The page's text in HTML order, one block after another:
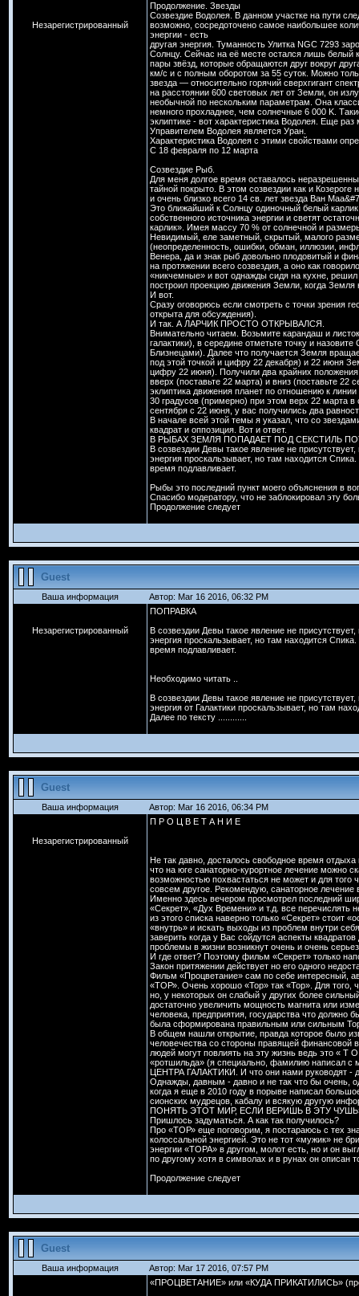
Незарегистрированный
Продолжение. Звезды
Созвездие Водолея. В данном участке на пути
возможно, сосредоточено самое наибольшее
энергии - есть
другая энергия. Туманность Улитка NGC 7293
Солнцу. Сейчас на её месте остался лишь белый
пары звёзд, которые обращаются друг вокруг
км/с и с полным оборотом за 55 суток. Можно
звезда — относительно горячий сверхгигант
на расстоянии 600 световых лет от Земли, он
необычной по нескольким параметрам. Она
немного прохладнее, чем солнечные 6 000 K.
эклиптике - вот характеристика Водолея. Еще
Управителем Водолея является Уран.
Характеристика Водолея с этими свойствами
С 18 февраля по 12 марта
Созвездие Рыб.
Для меня долгое время оставалось
тайной покрыто. В этом созвездии как и
и очень близко всего 14 св. лет звезда Ван
Это ближайший к Солнцу одиночный белый
собственного источника энергии и светят
карлик». Имея массу 70 % от солнечной и
Невидимый, еле заметный, скрытый, малого
(неопределенность, ошибки, обман, иллюзии,
Венера, да и знак рыб довольно плодовитый и
на протяжении всего созвездия, а оно как
«никчемные» и вот однажды сидя на кухне,
построил проекцию движения Земли, когда Земля
И вот.
Сразу оговорюсь если смотреть с точки зрения
открыта для обсуждения).
И так. А ЛАРЧИК ПРОСТО ОТКРЫВАЛСЯ.
Внимательно читаем. Возьмите карандаш и
галактики), в середине отметьте точку и
Близнецами). Далее что получается Земля
под этой точкой и цифру 22 декабря) и 22 июня
цифру 22 июня). Получили два крайних
вверх (поставьте 22 марта) и вниз (поставьте 22
эклиптика движения планет по отношению к
30 градусов (примерно) при этом верх 22 марта
сентября с 22 июня, у вас получились два
В начале всей этой темы я указал, что со
квадрат и оппозиция. Вот и ответ.
В РЫБАХ ЗЕМЛЯ ПОПАДАЕТ ПОД СЕКСТИЛЬ
В созвездии Девы такое явление не
энергия проскальзывает, но там находится
время подлавливает.
Рыбы это последний пункт моего объяснения в
Спасибо модератору, что не заблокировал эту
Продолжение следует
Guest
Ваша информация Автор: Mar 16 2016, 06:32 PM
Незарегистрированный
ПОПРАВКА
В созвездии Девы такое явление не
энергия проскальзывает, но там находится
время подлавливает.
Необходимо читать ..
В созвездии Девы такое явление не
энергия от Галактики проскальзывает, но там
Далее по тексту ............
Guest
Ваша информация Автор: Mar 16 2016, 06:34 PM
Незарегистрированный
П Р О Ц В Е Т А Н И Е
Не так давно, досталось свободное время
что на юге санаторно-курортное лечение можно
возможностью похвастаться не может и для того
совсем другое. Рекомендую, санаторное лечение
Именно здесь вечером просмотрел последний
«Секрет», «Дух Времени» и т.д. все
из этого списка наверно только «Секрет» стоит
«внутрь» и искать выходы из проблем внутри
заверить когда у Вас сойдутся аспекты
проблемы в жизни возникнут очень и очень
И где ответ? Поэтому фильм «Секрет» только
Закон притяжении действует но его одного
Фильм «Процветание» сам по себе интересный,
«ТОР». Очень хорошо «Тор» так «Тор». Для того,
но, у некоторых он слабый у других более
достаточно увеличить мощность магнита или
человека, предприятия, государства что должно
была сформирована правильным или сильным
В общем нашли открытие, правда которое было
человечества со стороны правящей финансовой
людей могут повлиять на эту жизнь ведь это « Т
«ротшильда» (я специально, фамилию
ЦЕНТРА ГАЛАКТИКИ. И что они нами руководят -
Однажды, давным - давно и не так что бы очень,
когда я еще в 2010 году в порыве написал
сионских мудрецов, кабалу и всякую другую
ПОНЯТЬ ЭТОТ МИР, ЕСЛИ ВЕРИШЬ В ЭТУ
Пришлось задуматься. А как так получилось?
Про «ТОР» еще поговорим, я постараюсь с тех
колоссальной энергией. Это не тот «мужик» не
энергии «ТОРА» в другом, молот есть, но и он
по другому хотя в символах и в рунах он описан
Продолжение следует
Guest
Ваша информация Автор: Mar 17 2016, 07:57 PM
«ПРОЦВЕТАНИЕ» или «КУДА ПРИКАТИЛИСЬ»